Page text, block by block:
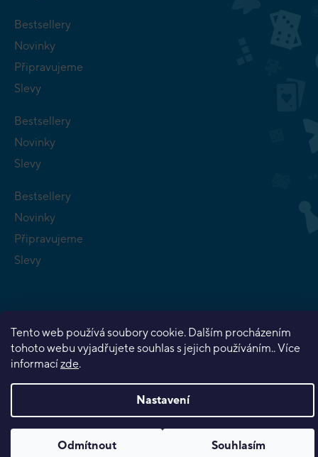
Tento web používá soubory cookie. Dalším procházením
tohoto webu vyjadřujete souhlas s jejich používáním.. Více
informacízde.
Nastavení
Odmítnout Souhlasím
Bestsellery
Novinky
Připravujeme
Slevy
Bestsellery
Novinky
Slevy
Bestsellery
Novinky
Připravujeme
Slevy
Vytvořil Shoptet Premium
Copyright 2026Planeta her. Všechna práva vyhrazena.